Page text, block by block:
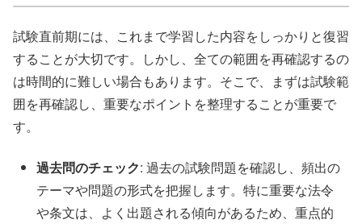
試験直前期には、これまで学習した内容をしっかりと復習
することが大切です。しかし、全ての範囲を再確認するの
は時間的に難しい場合もあります。そこで、まずは試験範
囲を再確認し、重要なポイントを整理することが重要で
す。
過去問のチェック: 過去の試験問題を確認し、頻出の
テーマや問題の形式を把握します。特に重要な法令
や条文は、よく出題される傾向があるため、重点的